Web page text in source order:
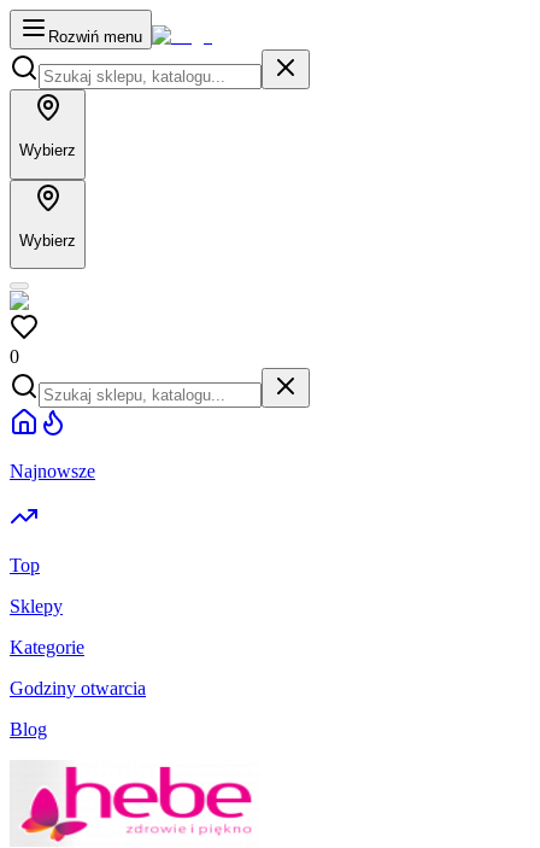
Rozwiń menu
Wybierz
Wybierz
0
Najnowsze
Top
Sklepy
Kategorie
Godziny otwarcia
Blog